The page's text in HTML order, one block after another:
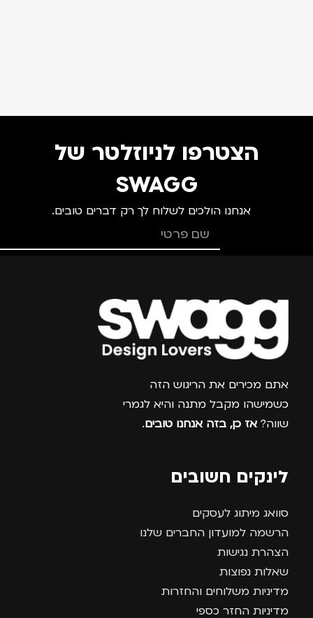
הצטרפו לניוזלטר של
SWAGG
אנחנו הולכים לשלוח לך רק דברים טובים.
צרפו אותי למועדון
אתם מכירים את הריגוש הזה
כשמישהו מקבל מתנה והיא לגמרי
שווה? אז כן, בזה אנחנו טובים.
לינקים חשובים
סוואג מיתוג לעסקים
הרשמה למועדון החברים שלנו
הצהרת נגישות
שאלות נפוצות
מדיניות משלוחים והחזרות
מדיניות החזר כספי